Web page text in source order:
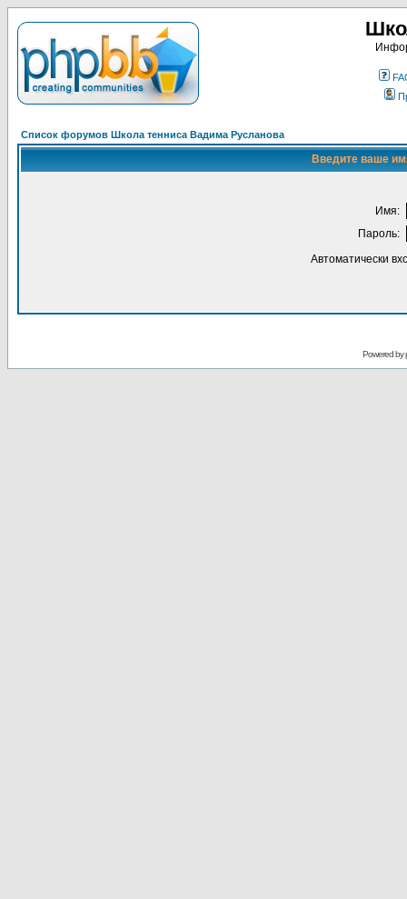
Список форумов Школа тенниса Вадима Русланова
Введите ваше
Имя:
Пароль:
Автоматически
Powered by